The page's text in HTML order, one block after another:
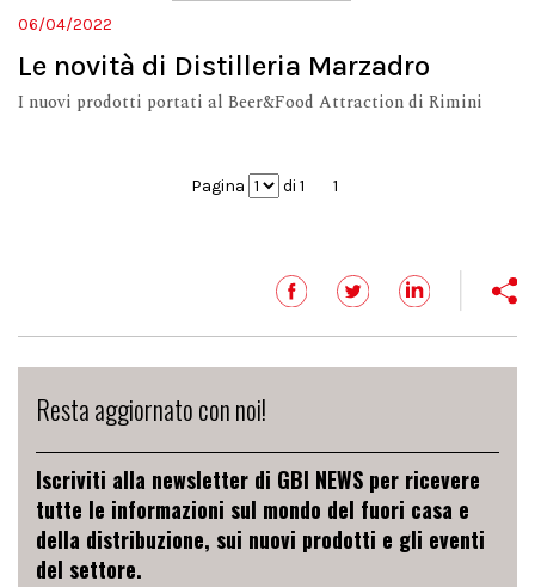
06/04/2022
Le novità di Distilleria Marzadro
I nuovi prodotti portati al Beer&Food Attraction di Rimini
Pagina di 1 1
Resta aggiornato con noi!
Iscriviti alla newsletter di GBI NEWS per ricevere
tutte le informazioni sul mondo del fuori casa e
della distribuzione, sui nuovi prodotti e gli eventi
del settore.